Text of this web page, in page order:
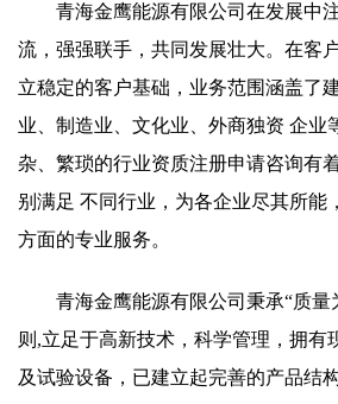
青海金鹰能源有限公司在发展中
流，强强联手，共同发展壮大。在客
立稳定的客户基础，业务范围涵盖了
业、制造业、文化业、外商独资 企业
杂、繁琐的行业资质注册申请咨询有
别满足 不同行业，为各企业尽其所能
方面的专业服务。
青海金鹰能源有限公司秉承“质量
则,立足于高新技术，科学管理，拥有
及试验设备，已建立起完善的产品结